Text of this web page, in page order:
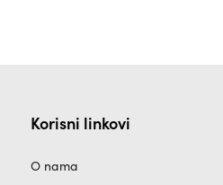
Korisni linkovi
O nama